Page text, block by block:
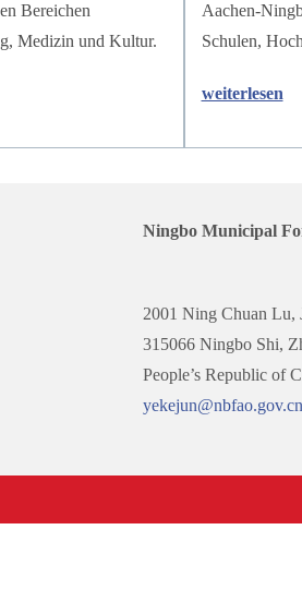
Bereichen
Medizin und Kultur.
Aachen-
Schulen,
weiterlesen
Ningbo Municipal
2001 Ning Chuan Lu,
315066 Ningbo Shi,
People’s Republic of
yekejun@nbfao.gov.cn